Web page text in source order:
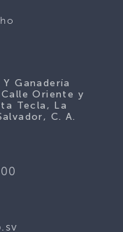
Ganadería
Oriente y
Tecla, La
C. A.